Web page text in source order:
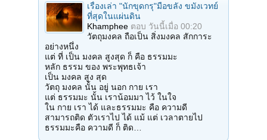
เรื่องเล่า "นักขุดกรุ"มือขลัง ขมังเวทย์
ที่สุดในแผ่นดิน
Khamphee ตอบ วันนี้เมื่อ 00:20
วัตถุมงคล ถือเป็น สิ่งมงคล สักการะ
อย่างหนึ่ง
แต่ ที่ เป็น มงคล สูงสุด ก็ คือ ธรรมมะ
หลัก ธรรม ของ พระพุทธเจ้า
เป็น มงคล สูง สุด
วัตถุ มงคล นั้น อยู่ นอก กาย เรา
แต่ ธรรมมะ นั้น เราน้อมมา ไว้ ในใจ
ใน กาย เรา ได้ และธรรมมะ คือ ความดี
สามารถติด ตัวเราไป ได้ แม้ แต่ เวลาตายไป
ธรรมมะคือ ความดี ก็ ติด…